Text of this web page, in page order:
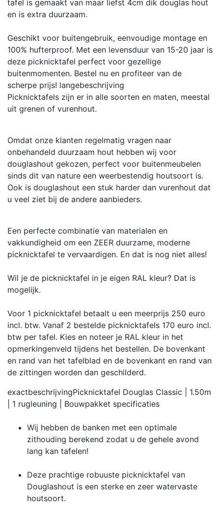
tafel is gemaakt van maar liefst 4cm dik douglas hout
en is extra duurzaam.
Geschikt voor buitengebruik, eenvoudige montage en
100% hufterproof. Met een levensduur van 15-20 jaar is
deze picknicktafel perfect voor gezellige
buitenmomenten. Bestel nu en profiteer van de
scherpe prijs! langebeschrijving
Picknicktafels zijn er in alle soorten en maten, meestal
uit grenen of vurenhout.
Omdat onze klanten regelmatig vragen naar
onbehandeld duurzaam hout hebben wij voor
douglashout gekozen, perfect voor buitenmeubelen
sinds dit van nature een weerbestendig houtsoort is.
Ook is douglashout een stuk harder dan vurenhout dat
u veel ziet bij de andere aanbieders.
Een perfecte combinatie van materialen en
vakkundigheid om een ZEER duurzame, moderne
picknicktafel te vervaardigen. En dat is nog niet alles!
Wil je de picknicktafel in je eigen RAL kleur? Dat is
mogelijk.
Voor 1 picknicktafel betaalt u een meerprijs 250 euro
incl. btw. Vanaf 2 bestelde picknicktafels 170 euro incl.
btw per tafel. Kies en noteer je RAL kleur in het
opmerkingenveld tijdens het bestellen. De bovenkant
en rand van het tafelblad en de bovenkant en rand van
de zittingen worden dan geschilderd.
exactbeschrijvingPicknicktafel Douglas Classic | 1.50m
| 1 rugleuning | Bouwpakket specificaties
Wij hebben de banken met een optimale
zithouding berekend zodat u de gehele avond
lang kan tafelen!
Deze prachtige robuuste picknicktafel van
Douglashout is een sterke en zeer watervaste
houtsoort.